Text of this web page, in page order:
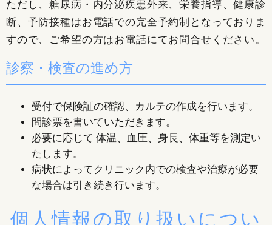
ただし、糖尿病・内分泌疾患外来、栄養指導、健康診
断、予防接種はお電話での完全予約制となっておりま
すので、ご希望の方はお電話にてお問合せください。
診察・検査の進め方
受付で保険証の確認、カルテの作成を行います。
問診票を書いていただきます。
必要に応じて 体温、血圧、身長、体重等を測定い
たします。
病状によってクリニック内での検査や治療が必要
な場合は引き続き行います。
個人情報の取り扱いについ